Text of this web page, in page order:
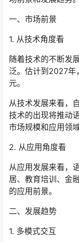
一、市场前景
1. 从技术角度看
随着技术的不断发
泛。估计到2027年
元。
从技术发展来看，
技术的出现将推动
市场规模和应用领
2. 从应用角度看
从应用发展来看，
居、教育培训、金
的应用前景。
二、发展趋势
1. 多模式交互